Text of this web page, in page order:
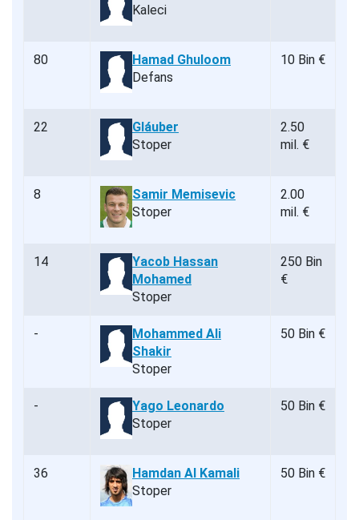
Kaleci
80
Hamad Ghuloom
Defans
10 Bin €
22
Gláuber
Stoper
2.50
mil. €
8
Samir Memisevic
Stoper
2.00
mil. €
14
Yacob Hassan
Mohamed
Stoper
250 Bin
€
-
Mohammed Ali
Shakir
Stoper
50 Bin €
-
Yago Leonardo
Stoper
50 Bin €
36
Hamdan Al Kamali
Stoper
50 Bin €